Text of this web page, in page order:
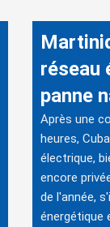
réseau
panne
Après une
heures,
électrique,
encore
de l'année,
énergétique